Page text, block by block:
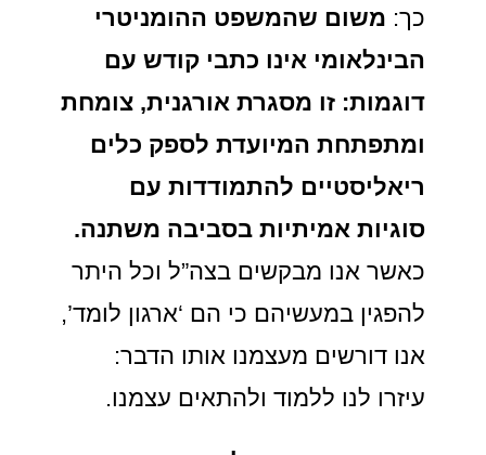
כך: משום שהמשפט ההומניטרי
הבינלאומי אינו כתבי קודש עם
דוגמות: זו מסגרת אורגנית, צומחת
ומתפתחת המיועדת לספק כלים
ריאליסטיים להתמודדות עם
סוגיות אמיתיות בסביבה משתנה.
כאשר אנו מבקשים בצה”ל וכל היתר
להפגין במעשיהם כי הם ‘ארגון לומד’,
אנו דורשים מעצמנו אותו הדבר:
עיזרו לנו ללמוד ולהתאים עצמנו.